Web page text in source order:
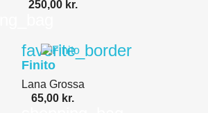
250,00 kr.
favorite_border
Finito
Lana Grossa
65,00 kr.